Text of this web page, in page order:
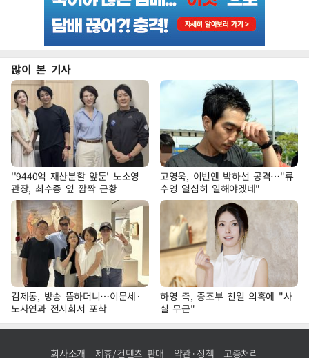
많이 본 기사
''9440억 재산분할 앞둔' 노소영
관장, 최수종 옆 깜짝 근황
고영욱, 이번엔 박하선 공격…"류
수영 열심히 일해야겠네"
김제동, 방송 뜸하더니…이문세·
노사연과 전시회서 포착
하영 측, 증조부 친일 의혹에 "사
실 무근"
회사소개 제휴/컨텐츠 판매 약관·정책 고충처리